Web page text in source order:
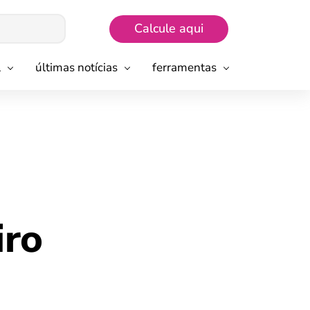
Calcule aqui
últimas notícias ferramentas